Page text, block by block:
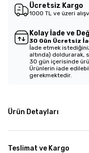
Ücretsiz Kargo
1000 TL ve üzeri
Kolay İade ve
30 Gün Ücretsiz
İade etmek
altında) doldurarak,
30 gün içerisinde
Ürünlerin iade
gerekmektedir.
Ürün Detayları
Teslimat ve Kargo